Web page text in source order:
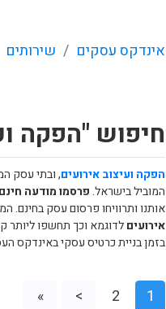
אינדקס עסקים שירותים
חיפוש "הפקה
הפקה ועיצוב אירועים, ובתי עסק
המוביל בישראל.פרסמו מודעה חינם
אותנו ותרוויחו פרסום עסק
אירועיםלדוגמא וכך תחשפו ליותר
בזמן בניית כרטיס עסקי באינדקס
1
2
>
»